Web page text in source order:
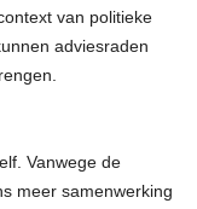
van politieke
adviesraden
Vanwege de
meer samenwerking